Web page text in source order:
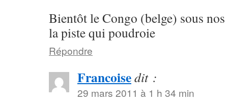
Bientôt le Congo (belge) sous
la piste qui poudroie
Répondre
Francoisedit :
29 mars 2011 à 1 h 34 min